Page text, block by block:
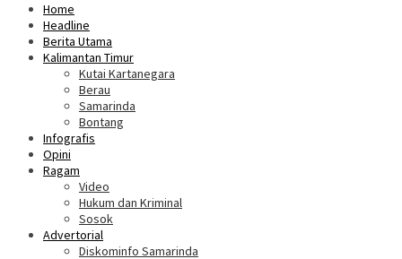
Home
Headline
Berita Utama
Kalimantan Timur
Kutai Kartanegara
Berau
Samarinda
Bontang
Infografis
Opini
Ragam
Video
Hukum dan Kriminal
Sosok
Advertorial
Diskominfo Samarinda